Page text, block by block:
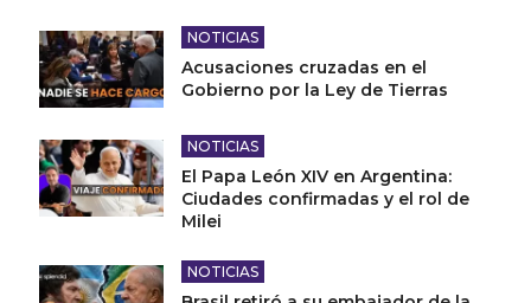
NOTICIAS
Acusaciones cruzadas en el
Gobierno por la Ley de Tierras
NOTICIAS
El Papa León XIV en Argentina:
Ciudades confirmadas y el rol de
Milei
NOTICIAS